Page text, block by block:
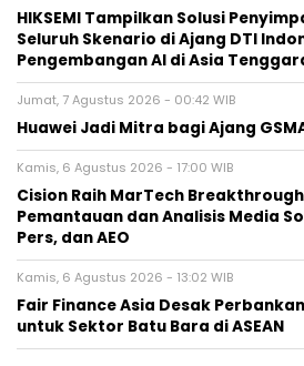
HIKSEMI Tampilkan Solusi
Seluruh Skenario di Ajang DTI
Pengembangan AI di Asia
Jumat, 7 Agustus 2026 - 00:42 WIB
Huawei Jadi Mitra bagi Ajang
Kamis, 6 Agustus 2026 - 17:00 WIB
Cision Raih MarTech
Pemantauan dan Analisis Media
Pers, dan AEO
Kamis, 6 Agustus 2026 - 13:02 WIB
Fair Finance Asia Desak
untuk Sektor Batu Bara di ASEAN